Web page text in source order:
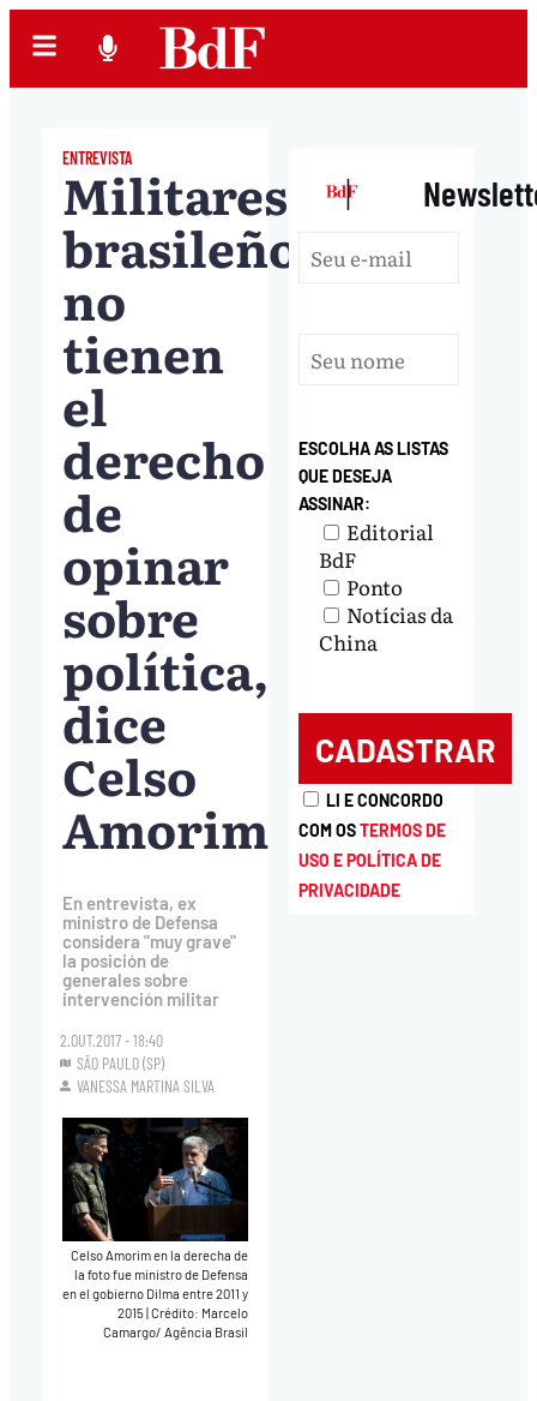
ENTREVISTA
Militares
brasileños
no
tienen
el
derecho
de
opinar
sobre
política,
dice
Celso
Amorim
En entrevista, ex
ministro de Defensa
considera "muy grave"
la posición de
generales sobre
intervención militar
2.OUT.2017 - 18:40
SÃO PAULO (SP)
VANESSA MARTINA SILVA
Celso Amorim en la derecha de
la foto fue ministro de Defensa
en el gobierno Dilma entre 2011 y
2015 Crédito: Marcelo
Camargo/ Agência Brasil
|
ESCOLHA AS LISTAS
QUE DESEJA
ASSINAR:
Editorial
BdF
Ponto
Notícias da
China
LI E CONCORDO
COM OSTERMOS DE
USO E POLÍTICA DE
PRIVACIDADE